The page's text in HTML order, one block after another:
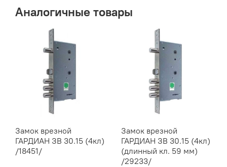
Аналогичные товары
Замок врезной
ГАРДИАН ЗВ 30.15 (4кл)
/18451/
Замок врезной
ГАРДИАН ЗВ 30.15 (4кл)
(длинный кл. 59 мм)
/29233/